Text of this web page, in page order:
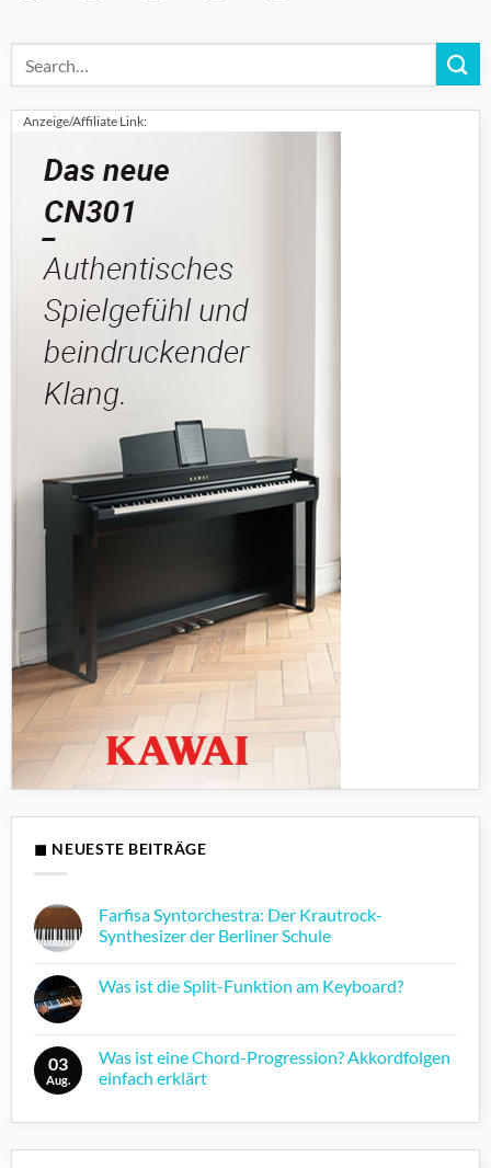
Anzeige/Affiliate Link:
◼ NEUESTE BEITRÄGE
Farfisa Syntorchestra: Der Krautrock-
Synthesizer der Berliner Schule
zu
Synthesizer
der
Berliner
Was ist die Split-Funktion am Keyboard?
Was
ist
die
am
03
Aug.
Was ist eine Chord-Progression? Akkordfolgen
einfach erklärt